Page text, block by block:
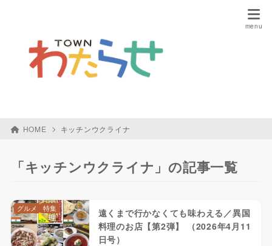
HOME キッチンウクライナ
「キッチンウクライナ」の記事一覧
遠くまで行かなくても味わえる／異国
料理のお店【第2弾】 （2026年4月11
日号）
グルメ 特集